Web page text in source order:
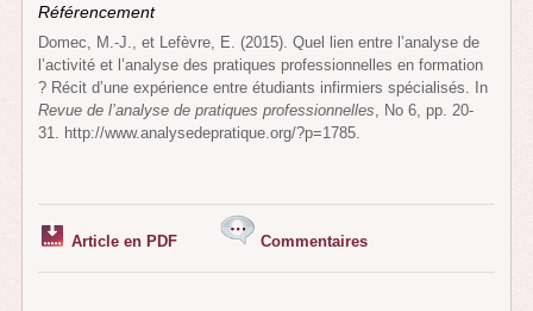
Référencement
Domec, M.-J., et Lefèvre, E. (2015). Quel lien entre l’analyse de
l’activité et l’analyse des pratiques professionnelles en formation
? Récit d’une expérience entre étudiants infirmiers spécialisés. In
Revue de l’analyse de pratiques professionnelles , No 6, pp. 20-
31. http://www.analysedepratique.org/?p=1785.
Article en PDF Commentaires